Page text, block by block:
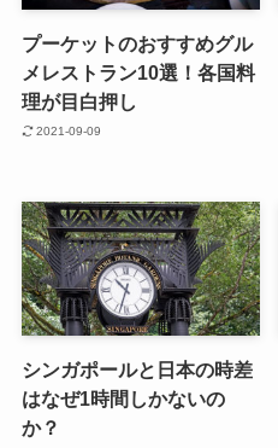
プーケットのおすすめグル
メレストラン10選！各国料
理が目白押し
2021-09-09
シンガポールと日本の時差
はなぜ1時間しかないの
か？